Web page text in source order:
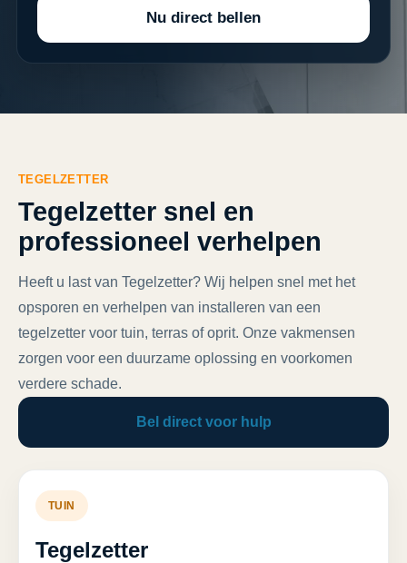
Nu direct bellen
TEGELZETTER
Tegelzetter snel en
professioneel verhelpen
Heeft u last van Tegelzetter? Wij helpen snel met het
opsporen en verhelpen van installeren van een
tegelzetter voor tuin, terras of oprit. Onze vakmensen
zorgen voor een duurzame oplossing en voorkomen
verdere schade.
Bel direct voor hulp
TUIN
Tegelzetter